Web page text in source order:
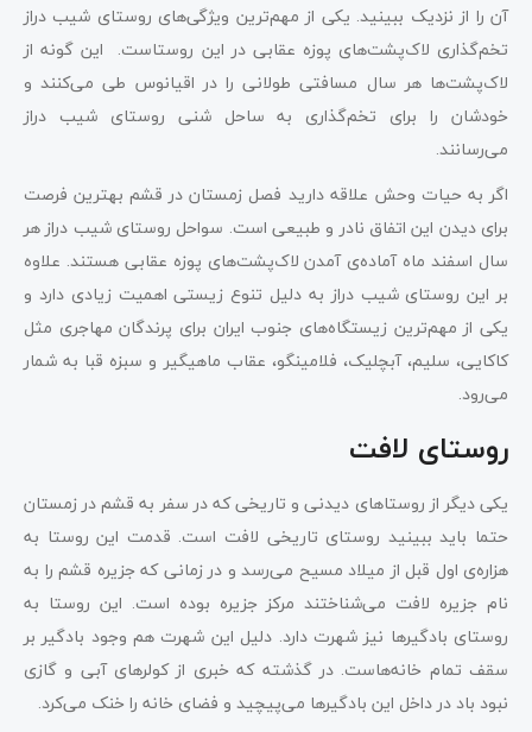
آن را از نزدیک ببینید. یکی از مهم‌ترین ویژگی‌های روستای شیب دراز
تخم‌گذاری لاک‌پشت‌های پوزه‌ عقابی در این روستاست. این گونه از
لاک‌پشت‌ها هر سال مسافتی طولانی را در اقیانوس طی می‌کنند و
خودشان را برای تخم‌گذاری به ساحل شنی روستای شیب دراز
می‌رسانند.
اگر به حیات وحش علاقه دارید فصل زمستان در قشم بهترین فرصت
برای دیدن این اتفاق نادر و طبیعی است. سواحل روستای شیب دراز هر
سال اسفند ماه آماده‌ی آمدن لاک‌پشت‌های پوزه عقابی هستند. علاوه
بر این روستای شیب دراز به دلیل تنوع زیستی اهمیت زیادی دارد و
یکی از مهم‌ترین زیستگاه‌های جنوب ایران برای پرندگان مهاجری مثل
کاکایی، سلیم، آبچلیک، فلامینگو، عقاب ماهیگیر و سبزه قبا به شمار
می‌رود.
روستای لافت
یکی دیگر از روستاهای دیدنی و تاریخی که در سفر به قشم در زمستان
حتما باید ببینید روستای تاریخی لافت است. قدمت این روستا به
هزاره‌ی اول قبل از میلاد مسیح می‌رسد و در زمانی که جزیره‌ قشم را به
نام جزیره لافت می‌شناختند مرکز جزیره بوده است. این روستا به
روستای بادگیرها نیز شهرت دارد. دلیل این شهرت هم وجود بادگیر بر
سقف تمام خانه‌هاست. در گذشته که خبری از کولرهای آبی و گازی
نبود باد در داخل این بادگیرها می‌پیچید و فضای خانه را خنک می‌کرد.